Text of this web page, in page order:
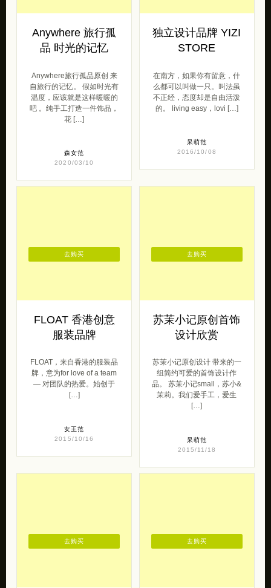
Anywhere 旅行孤
品 时光的记忆
Anywhere旅行孤品原创 来
自旅行的记忆。 假如时光有
温度，应该就是这样暖暖的
吧 。纯手工打造一件饰品，
花 […]
森女范
2020/03/10
独立设计品牌 YIZI
STORE
在南方，如果你有留意，什
么都可以叫做一只。叫法虽
不正经，态度却是自由活泼
的。 living easy，lovi […]
呆萌范
2016/10/08
FLOAT 香港创意
服装品牌
FLOAT，来自香港的服装品
牌，意为for love of a team
— 对团队的热爱。始创于
[…]
女王范
2015/10/16
去购买
苏茉小记原创首饰
设计欣赏
苏茉小记原创设计 带来的一
组简约可爱的首饰设计作
品。 苏茉小记small，苏小&
茉莉。我们爱手工，爱生
[…]
呆萌范
2015/11/18
去购买
去购买 去购买